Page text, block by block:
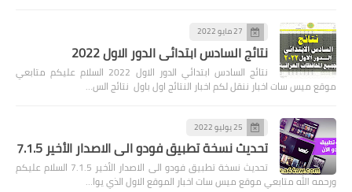
27 مايو 2022
نتائج السادس ابتدائي الدور الاول 2022
نتائج السادس ابتدائي الدور الاول 2022 السلام عليكم متابعي
موقع ميس سات اخبار ننقل لكم اخبار النتائج اول باول نتائج الس…
25 يوليو 2022
تحديث نسخة تطبيق فودو الى الاصدار الأخير 7.1.5
تحديث نسخة تطبيق فودو الى الاصدار الأخير 7.1.5 السلام عليكم
ورحمه الله متابعي موقع ميس سات اخبار الموقع الاول الذي يوا…